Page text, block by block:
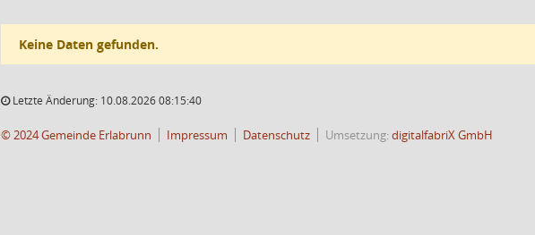
Keine Daten gefunden.
Letzte Änderung: 10.08.2026 08:15:40
© 2024 Gemeinde Erlabrunn Impressum Datenschutz Umsetzung:digitalfabriX GmbH